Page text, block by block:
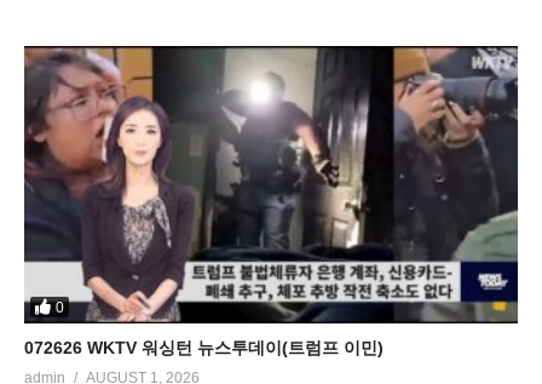
0
072626 WKTV 워싱턴 뉴스투데이(트럼프 이민)
admin AUGUST 1, 2026